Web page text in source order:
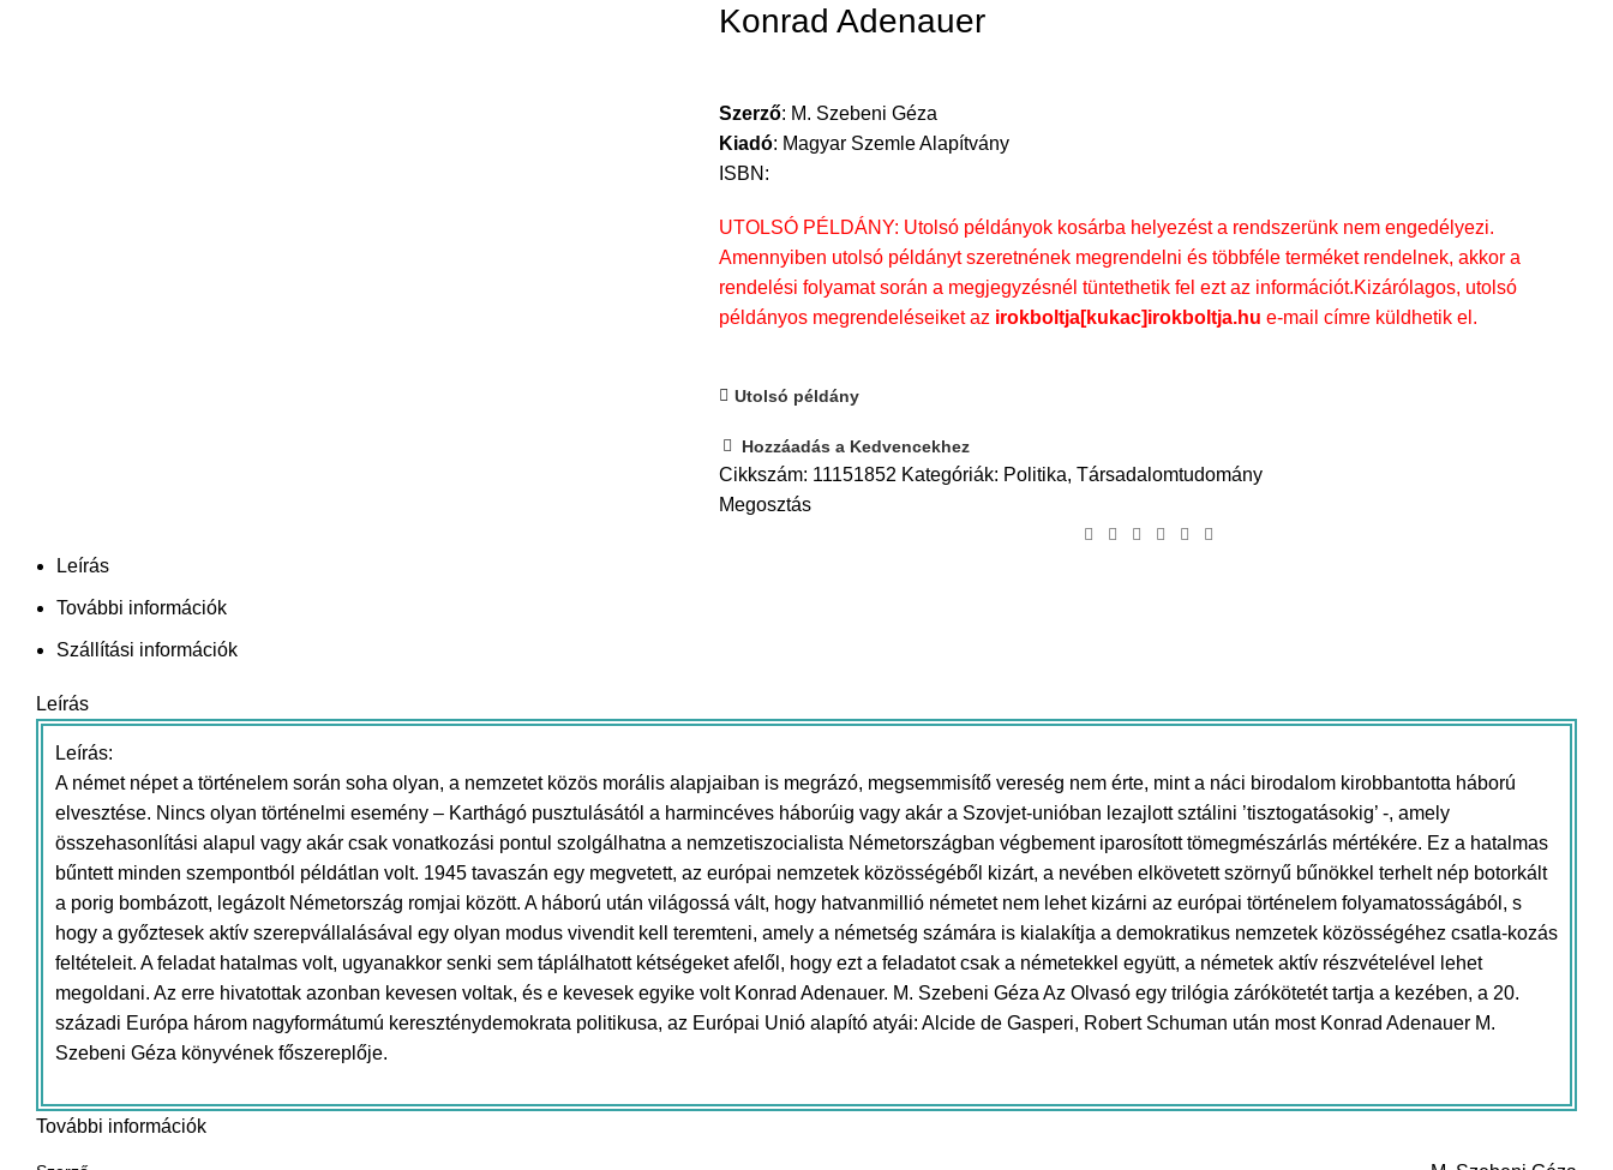
Konrad Adenauer
Szerző: M. Szebeni Géza
Kiadó: Magyar Szemle Alapítvány
ISBN:
UTOLSÓ PÉLDÁNY: Utolsó példányok kosárba helyezést a rendszerünk nem engedélyezi.
Amennyiben utolsó példányt szeretnének megrendelni és többféle terméket rendelnek, akkor a
rendelési folyamat során a megjegyzésnél tüntethetik fel ezt az információt.Kizárólagos, utolsó
példányos megrendeléseiket az irokboltja[kukac]irokboltja.hu e-mail címre küldhetik el.
Utolsó példány
Hozzáadás a Kedvencekhez
Cikkszám: 11151852 Kategóriák: Politika, Társadalomtudomány
Megosztás
Leírás
További információk
Szállítási információk
Leírás
Leírás:
A német népet a történelem során soha olyan, a nemzetet közös morális alapjaiban is megrázó, megsemmisítő vereség nem érte, mint a náci birodalom kirobbantotta háború
elvesztése. Nincs olyan történelmi esemény – Karthágó pusztulásától a harmincéves háborúig vagy akár a Szovjet-unióban lezajlott sztálini ’tisztogatásokig’ -, amely
összehasonlítási alapul vagy akár csak vonatkozási pontul szolgálhatna a nemzetiszocialista Németországban végbement iparosított tömegmészárlás mértékére. Ez a hatalmas
bűntett minden szempontból példátlan volt. 1945 tavaszán egy megvetett, az európai nemzetek közösségéből kizárt, a nevében elkövetett szörnyű bűnökkel terhelt nép botorkált
a porig bombázott, legázolt Németország romjai között. A háború után világossá vált, hogy hatvanmillió németet nem lehet kizárni az európai történelem folyamatosságából, s
hogy a győztesek aktív szerepvállalásával egy olyan modus vivendit kell teremteni, amely a németség számára is kialakítja a demokratikus nemzetek közösségéhez csatla-kozás
feltételeit. A feladat hatalmas volt, ugyanakkor senki sem táplálhatott kétségeket afelől, hogy ezt a feladatot csak a németekkel együtt, a németek aktív részvételével lehet
megoldani. Az erre hivatottak azonban kevesen voltak, és e kevesek egyike volt Konrad Adenauer. M. Szebeni Géza Az Olvasó egy trilógia zárókötetét tartja a kezében, a 20.
századi Európa három nagyformátumú kereszténydemokrata politikusa, az Európai Unió alapító atyái: Alcide de Gasperi, Robert Schuman után most Konrad Adenauer M.
Szebeni Géza könyvének főszereplője.
További információk